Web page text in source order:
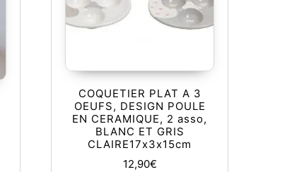
COQUETIER PLAT A 3
OEUFS, DESIGN POULE
EN CERAMIQUE, 2 asso,
BLANC ET GRIS
CLAIRE17x3x15cm
12,90€